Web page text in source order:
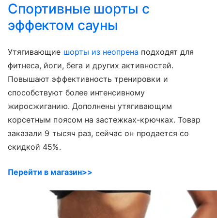
Спортивные шорты с
эффектом сауны
Утягивающие шорты из неопрена подходят для
фитнеса, йоги, бега и других активностей.
Повышают эффективность тренировки и
способствуют более интенсивному
жиросжиганию. Дополнены утягивающим
корсетным поясом на застежках-крючках. Товар
заказали 9 тысяч раз, сейчас он продается со
скидкой 45%.
Перейти в магазин>>